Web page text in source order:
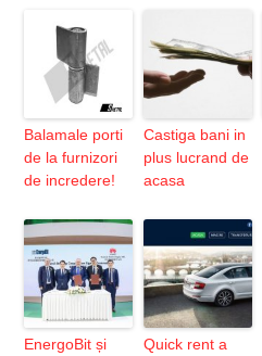
Balamale porti
de la furnizori
de incredere!
Castiga bani in
plus lucrand de
acasa
EnergoBit și
Quick rent a